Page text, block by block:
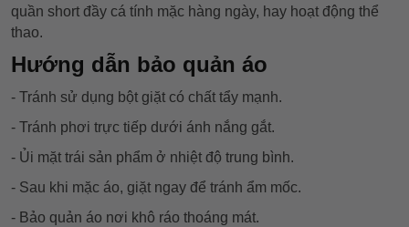
quần short đầy cá tính mặc hàng ngày, hay hoạt động thể
thao.
Hướng dẫn bảo quản áo
- Tránh sử dụng bột giặt có chất tẩy mạnh.
- Tránh phơi trực tiếp dưới ánh nắng gắt.
- Ủi mặt trái sản phẩm ở nhiệt độ trung bình.
- Sau khi mặc áo, giặt ngay để tránh ẩm mốc.
- Bảo quản áo nơi khô ráo thoáng mát.